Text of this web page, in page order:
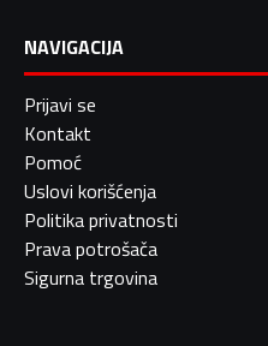
NAVIGACIJA
Prijavi se
Kontakt
Pomoć
Uslovi korišćenja
Politika privatnosti
Prava potrošača
Sigurna trgovina